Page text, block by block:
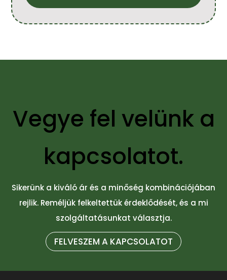
Vegye fel velünk a
kapcsolatot.
Sikerünk a kiváló ár és a minőség kombinációjában
rejlik. Reméljük felkeltettük érdeklődését, és a mi
szolgáltatásunkat választja.
FELVESZEM A KAPCSOLATOT